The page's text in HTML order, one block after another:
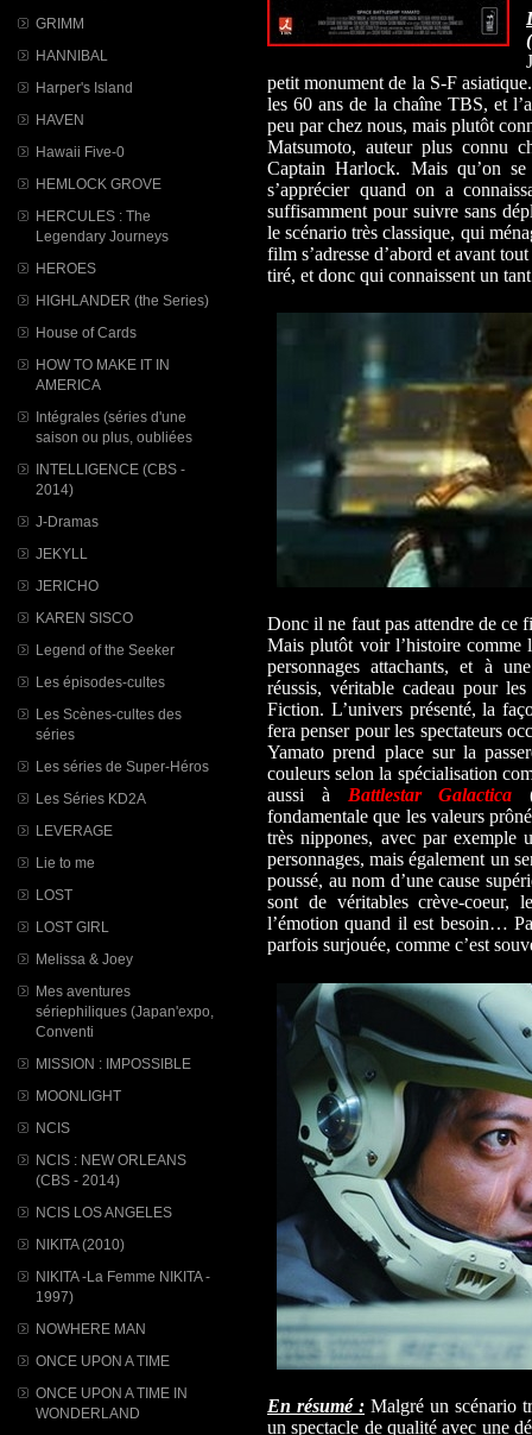
GRIMM
HANNIBAL
Harper's Island
HAVEN
Hawaii Five-0
HEMLOCK GROVE
HERCULES : The
Legendary Journeys
HEROES
HIGHLANDER (the Series)
House of Cards
HOW TO MAKE IT IN
AMERICA
Intégrales (séries d'une
saison ou plus, oubliées
INTELLIGENCE (CBS -
2014)
J-Dramas
JEKYLL
JERICHO
KAREN SISCO
Legend of the Seeker
Les épisodes-cultes
Les Scènes-cultes des
séries
Les séries de Super-Héros
Les Séries KD2A
LEVERAGE
Lie to me
LOST
LOST GIRL
Melissa & Joey
Mes aventures
sériephiliques (Japan'expo,
Conventi
MISSION : IMPOSSIBLE
MOONLIGHT
NCIS
NCIS : NEW ORLEANS
(CBS - 2014)
NCIS LOS ANGELES
NIKITA (2010)
NIKITA -La Femme NIKITA -
1997)
NOWHERE MAN
ONCE UPON A TIME
ONCE UPON A TIME IN
WONDERLAND
petit monument de la S-F
les 60 ans de la chaîne TBS, et
peu par chez nous, mais plutôt
Matsumoto, auteur plus connu
Captain Harlock. Mais qu’on
s’apprécier quand on a
suffisamment pour suivre sans
le scénario très classique, qui
film s’adresse d’abord et avant
tiré, et donc qui connaissent un
Donc il ne faut pas attendre de ce
Mais plutôt voir l’histoire comme
personnages attachants, et à
réussis, véritable cadeau pour
Fiction. L’univers présenté, la
fera penser pour les spectateurs
Yamato prend place sur la
couleurs selon la spécialisation
aussi à Battlestar Galactica
fondamentale que les valeurs
très nippones, avec par exemple
personnages, mais également un
poussé, au nom d’une cause
sont de véritables crève-coeur,
l’émotion quand il est besoin…
parfois surjouée, comme c’est
En résumé : Malgré un scénario
un spectacle de qualité avec une